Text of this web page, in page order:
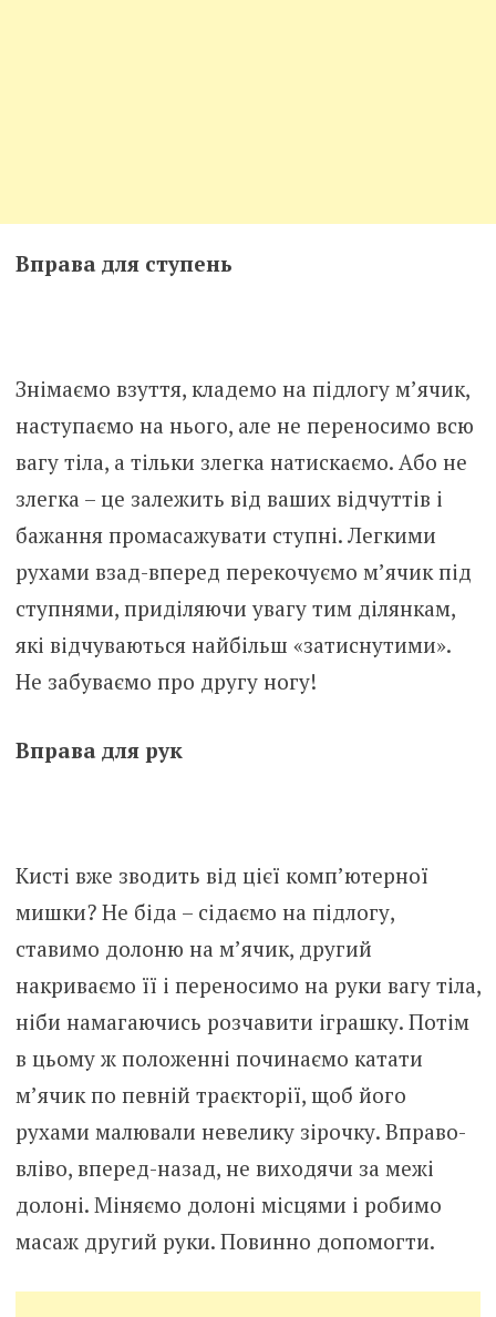
Вправа для ступень
Знімаємо взуття, кладемо на підлогу м’ячик,
наступаємо на нього, але не переносимо всю
вагу тіла, а тільки злегка натискаємо. Або не
злегка – це залежить від ваших відчуттів і
бажання промасажувати ступні. Легкими
рухами взад-вперед перекочуємо м’ячик під
ступнями, приділяючи увагу тим ділянкам,
які відчуваються найбільш «затиснутими».
Не забуваємо про другу ногу!
Вправа для рук
Кисті вже зводить від цієї комп’ютерної
мишки? Не біда – сідаємо на підлогу,
ставимо долоню на м’ячик, другий
накриваємо її і переносимо на руки вагу тіла,
ніби намагаючись розчавити іграшку. Потім
в цьому ж положенні починаємо катати
м’ячик по певній траєкторії, щоб його
рухами малювали невелику зірочку. Вправо-
вліво, вперед-назад, не виходячи за межі
долоні. Міняємо долоні місцями і робимо
масаж другий руки. Повинно допомогти.